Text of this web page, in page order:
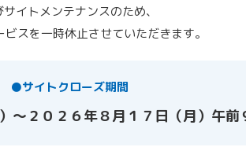
イトメンテナンスのため、
スを一時休止させていただきます。
●サイトクローズ期間
～２０２６年８月１７日（月）午前